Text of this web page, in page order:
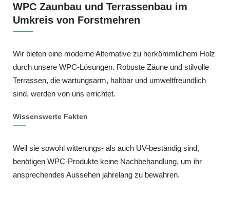
WPC Zaunbau und Terrassenbau im
Umkreis von Forstmehren
Wir bieten eine moderne Alternative zu herkömmlichem Holz
durch unsere WPC-Lösungen. Robuste Zäune und stilvolle
Terrassen, die wartungsarm, haltbar und umweltfreundlich
sind, werden von uns errichtet.
Wissenswerte Fakten
Weil sie sowohl witterungs- als auch UV-beständig sind,
benötigen WPC-Produkte keine Nachbehandlung, um ihr
ansprechendes Aussehen jahrelang zu bewahren.